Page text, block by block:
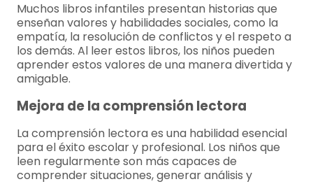
Muchos libros infantiles presentan historias que
enseñan valores y habilidades sociales, como la
empatía, la resolución de conflictos y el respeto a
los demás. Al leer estos libros, los niños pueden
aprender estos valores de una manera divertida y
amigable.
Mejora de la comprensión lectora
La comprensión lectora es una habilidad esencial
para el éxito escolar y profesional. Los niños que
leen regularmente son más capaces de
comprender situaciones, generar análisis y